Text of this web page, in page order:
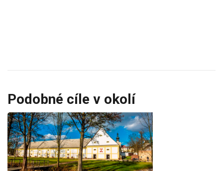
Podobné cíle v okolí